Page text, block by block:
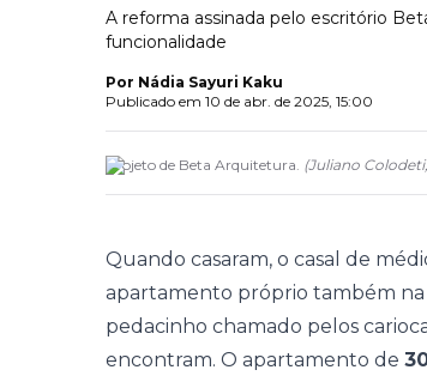
A reforma assinada pelo escritório
funcionalidade
Por Nádia Sayuri Kaku
Publicado em 10 de abr. de 2025, 15:00
Projeto de Beta Arquitetura. (Juliano
Quando casaram, o casal de
apartamento próprio também na
pedacinho chamado pelos
encontram. O apartamento de